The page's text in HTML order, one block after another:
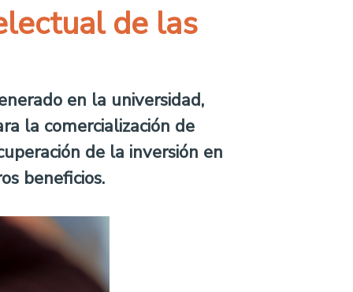
de las
en la universidad,
la comercialización de
de la inversión en
beneficios.